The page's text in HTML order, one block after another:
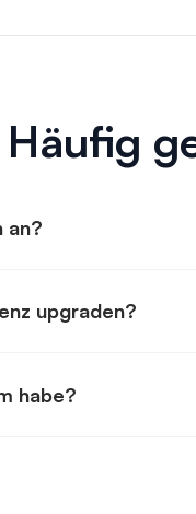
Häufig
an?
upgraden?
habe?